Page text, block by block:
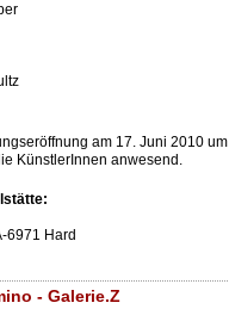
am 17. Juni 2010 um
KünstlerInnen anwesend.
6971 Hard
- Galerie.Z